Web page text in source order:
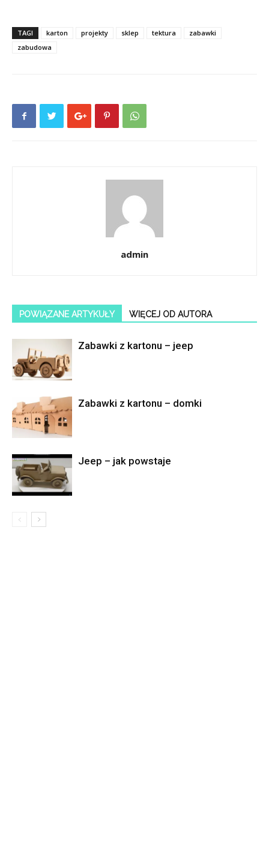
TAGI karton projekty sklep tektura
zabawki
zabudowa
admin
POWIĄZANE ARTYKUŁY WIĘCEJ OD AUTORA
Zabawki z kartonu – jeep
Zabawki z kartonu – domki
Jeep – jak powstaje